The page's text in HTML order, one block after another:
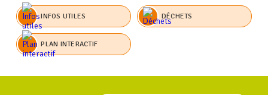
INFOS UTILES DÉCHETS
PLAN INTERACTIF